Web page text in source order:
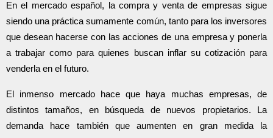
En el mercado español, la compra y venta de empresas sigue
siendo una práctica sumamente común, tanto para los inversores
que desean hacerse con las acciones de una empresa y ponerla
a trabajar como para quienes buscan inflar su cotización para
venderla en el futuro.
El inmenso mercado hace que haya muchas empresas, de
distintos tamaños, en búsqueda de nuevos propietarios. La
demanda hace también que aumenten en gran medida la